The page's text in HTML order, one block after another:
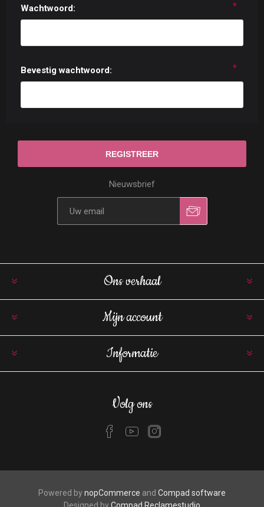
Wachtwoord: *
Bevestig wachtwoord: *
Nieuwsbrief
Ons verhaal
Mijn account
Informatie
Volg ons
Powered bynopCommerce and Compad software